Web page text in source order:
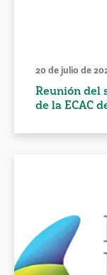
20 de julio de
Reunión del
de la ECAC